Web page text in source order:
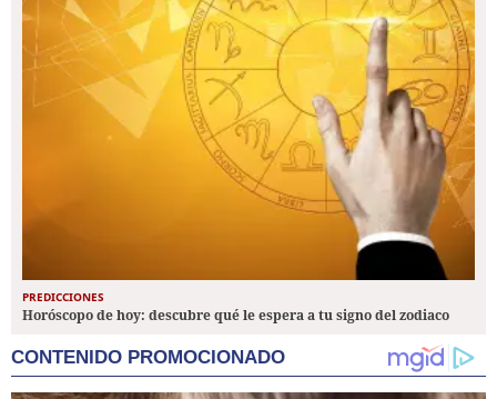
PREDICCIONES
Horóscopo de hoy: descubre qué le espera a tu signo del zodiaco
CONTENIDO PROMOCIONADO